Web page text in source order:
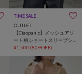
TIME SALE
OUTLET
【Ciaopanic】メッシュアソ
ート柄ショートスリーブシ
ャツ
¥1,500 (80%OFF)